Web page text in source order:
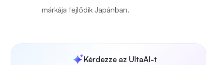
márkája fejlődik Japánban.
Kérdezze az UltaAI-t